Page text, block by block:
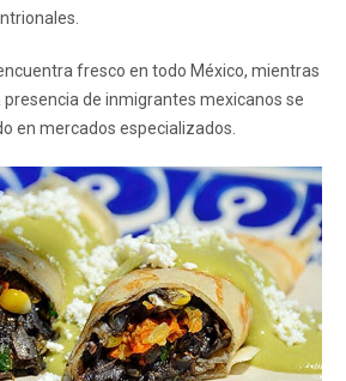
fresco en todo México, mientras
de inmigrantes mexicanos se
en mercados especializados.